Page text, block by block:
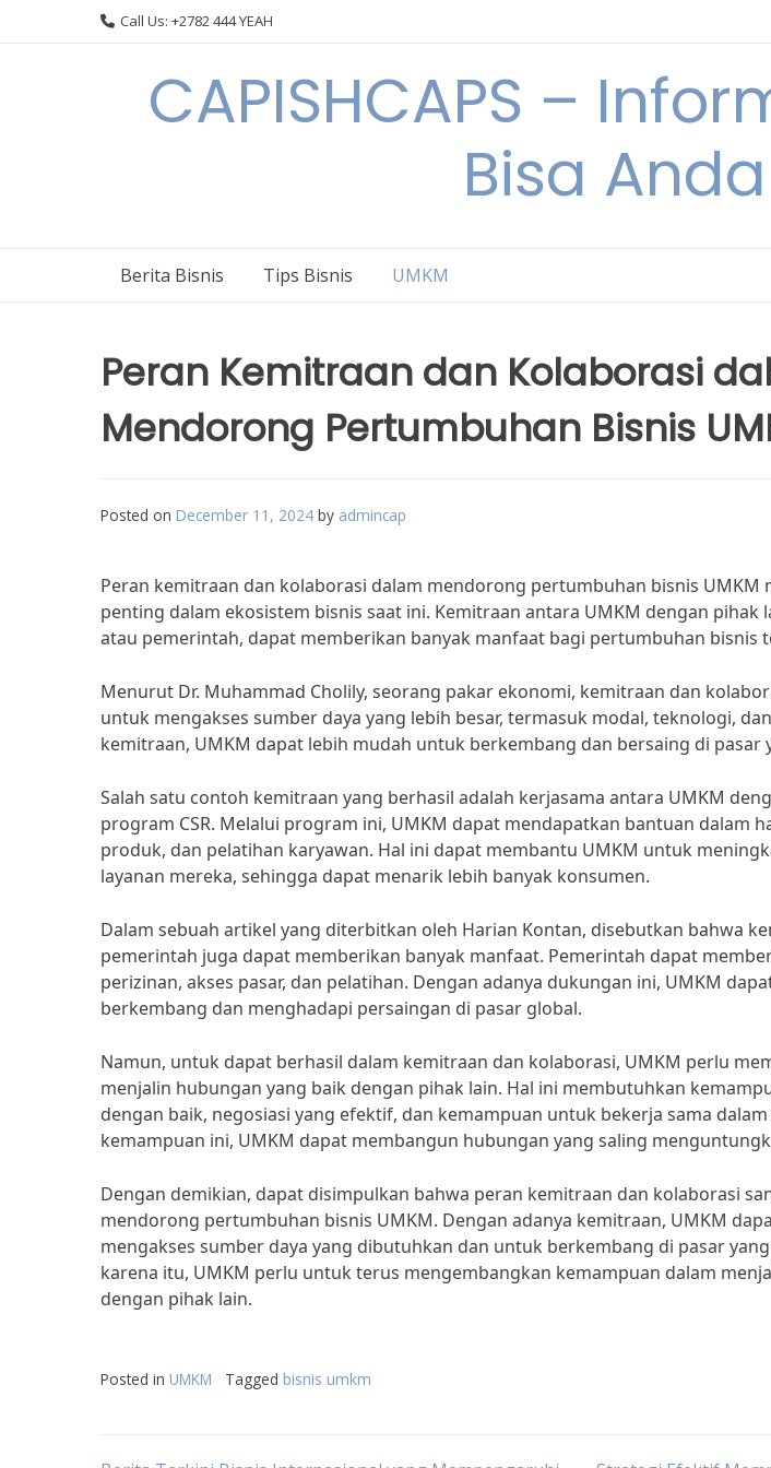
Call Us: +2782 444 YEAH
CAPISHCAPS –
Bisa
Berita Bisnis Tips Bisnis UMKM
Peran Kemitraan dan Kolaborasi
Mendorong Pertumbuhan Bisnis
Posted on December 11, 2024 by admincap
Peran kemitraan dan kolaborasi dalam mendorong pertumbuhan bisnis UMKM
penting dalam ekosistem bisnis saat ini. Kemitraan antara UMKM dengan pihak
atau pemerintah, dapat memberikan banyak manfaat bagi pertumbuhan bisnis
Menurut Dr. Muhammad Cholily, seorang pakar ekonomi, kemitraan dan
untuk mengakses sumber daya yang lebih besar, termasuk modal, teknologi,
kemitraan, UMKM dapat lebih mudah untuk berkembang dan bersaing di pasar
Salah satu contoh kemitraan yang berhasil adalah kerjasama antara UMKM
program CSR. Melalui program ini, UMKM dapat mendapatkan bantuan dalam
produk, dan pelatihan karyawan. Hal ini dapat membantu UMKM untuk
layanan mereka, sehingga dapat menarik lebih banyak konsumen.
Dalam sebuah artikel yang diterbitkan oleh Harian Kontan, disebutkan bahwa
pemerintah juga dapat memberikan banyak manfaat. Pemerintah dapat
perizinan, akses pasar, dan pelatihan. Dengan adanya dukungan ini, UMKM
berkembang dan menghadapi persaingan di pasar global.
Namun, untuk dapat berhasil dalam kemitraan dan kolaborasi, UMKM perlu
menjalin hubungan yang baik dengan pihak lain. Hal ini membutuhkan
dengan baik, negosiasi yang efektif, dan kemampuan untuk bekerja sama
kemampuan ini, UMKM dapat membangun hubungan yang saling
Dengan demikian, dapat disimpulkan bahwa peran kemitraan dan kolaborasi
mendorong pertumbuhan bisnis UMKM. Dengan adanya kemitraan, UMKM
mengakses sumber daya yang dibutuhkan dan untuk berkembang di pasar
karena itu, UMKM perlu untuk terus mengembangkan kemampuan dalam
dengan pihak lain.
Posted in UMKM Tagged bisnis umkm